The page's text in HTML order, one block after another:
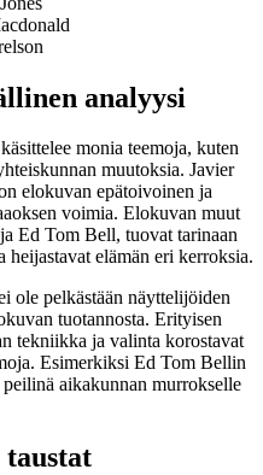
analyysi
monia teemoja, kuten
muutoksia. Javier
elokuvan epätoivoinen ja
voimia. Elokuvan muut
Ed Tom Bell, tuovat tarinaan
elämän eri kerroksia.
ole pelkästään näyttelijöiden
tuotannosta. Erityisen
tekniikka ja valinta korostavat
Esimerkiksi Ed Tom Bellin
aikakunnan murrokselle